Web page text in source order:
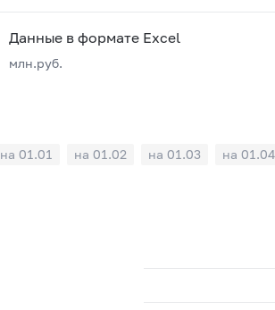
Данные в формате Excel
млн.руб.
на 01.01 на 01.02 на 01.03 на 01.04